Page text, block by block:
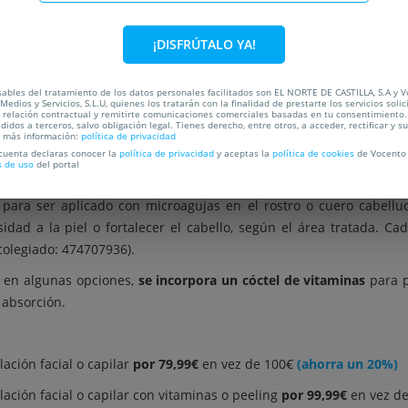
de bioestimulación, que consiste en la aplicación de
ser aplicado con microagujas en el rostro o cuero
a la piel o fortalecer el cabello, según el área tratada.
474707936).
algunas opciones, se incorpora un cóctel de vitaminas para
facial o capilar por 79,99€ en vez de 100€ (ahorra un 20%)
facial o capilar con vitaminas o peeling por 99,99€ en vez
¡DISFRÚTALO YA!
del tratamiento de los datos personales facilitados son EL NORTE DE CASTILLA, S.A y
y Servicios, S.L.U, quienes los tratarán con la finalidad de prestarte los servicios
contractual y remitirte comunicaciones comerciales basadas en tu
a terceros, salvo obligación legal. Tienes derecho, entre otros, a acceder, rectificar y
información: política de privacidad
declaras conocer la política de privacidad y aceptas la política de cookies de
de uso del portal